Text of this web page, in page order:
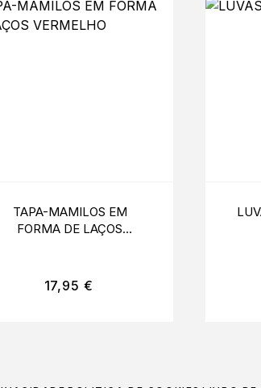
TAPA-MAMILOS EM
FORMA DE LAÇOS
17,95 €